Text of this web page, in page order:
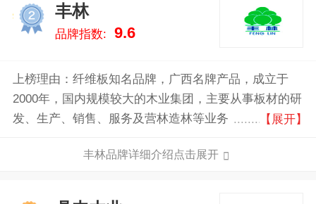
丰林
品牌指数: 9.6
上榜理由：纤维板知名品牌，广西名牌产品，成立于
2000年，国内规模较大的木业集团，主要从事板材的研
发、生产、销售、服务及营林造林等业务，产品涵盖密
材、家具家装、饰面基材、建筑建材等领域。
【展开】
丰林品牌详细介绍点击展开